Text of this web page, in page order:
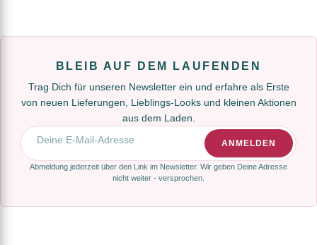
BLEIB AUF DEM LAUFENDEN
Trag Dich für unseren Newsletter ein und erfahre als Erste
von neuen Lieferungen, Lieblings-Looks und kleinen Aktionen
aus dem Laden.
E-Mail-Adresse
ANMELDEN
Abmeldung jederzeit über den Link im Newsletter. Wir geben Deine Adresse
nicht weiter - versprochen.